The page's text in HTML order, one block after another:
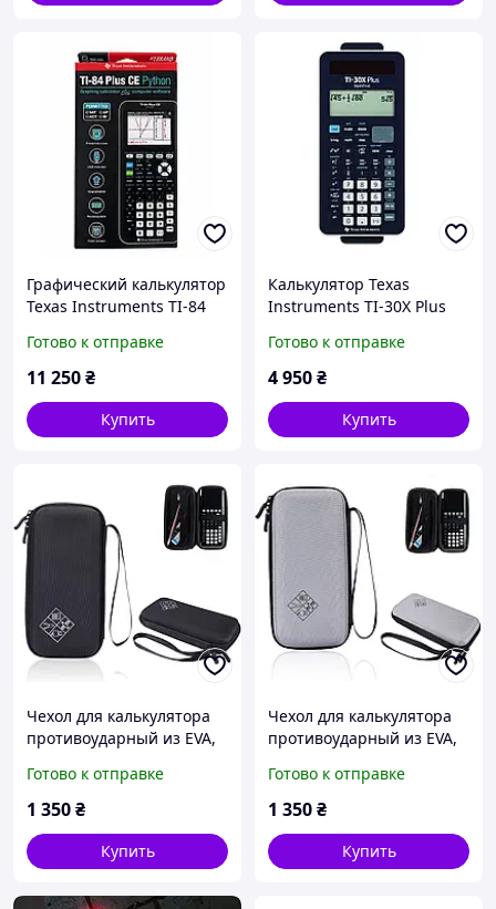
Графический калькулятор
Texas Instruments TI-84
новый
Готово к отправке
11 250₴
Купить
Калькулятор Texas
Instruments TI-30X Plus
Готово к отправке
4 950₴
Купить
Чехол для калькулятора
противоударный из EVA,
CX, TI-83, HP, Casio
Готово к отправке
1 350₴
Купить
Чехол для калькулятора
противоударный из EVA,
TI-83, HP, Casio
Готово к отправке
1 350₴
Купить